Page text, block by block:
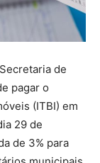
de
pagar o
(ITBI) em
29 de
de 3% para